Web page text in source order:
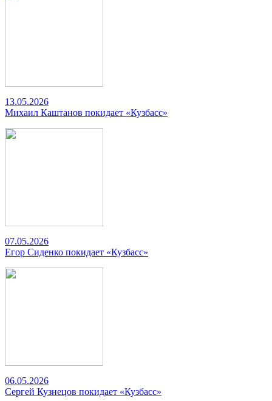
13.05.2026
Михаил Каштанов покидает «Кузбасс»
07.05.2026
Егор Сиденко покидает «Кузбасс»
06.05.2026
Сергей Кузнецов покидает «Кузбасс»